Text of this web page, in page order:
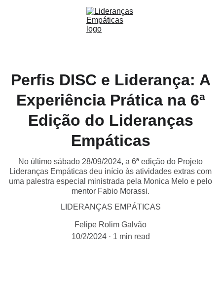
Perfis DISC e Liderança: A
Experiência Prática na 6ª
Edição do Lideranças
Empáticas
No último sábado 28/09/2024, a 6ª edição do Projeto
Lideranças Empáticas deu início às atividades extras com
uma palestra especial ministrada pela Monica Melo e pelo
mentor Fabio Morassi.
LIDERANÇAS EMPÁTICAS
Felipe Rolim Galvão
10/2/2024
1 min read